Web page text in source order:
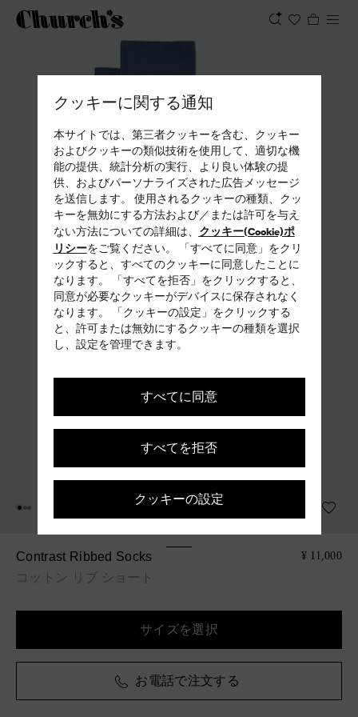
クッキーに関する通知
本サイトでは、第三者クッキーを含む、クッキー
およびクッキーの類似技術を使用して、適切な機
能の提供、統計分析の実行、より良い体験の提
供、およびパーソナライズされた広告メッセージ
を送信します。 使用されるクッキーの種類、クッ
キーを無効にする方法および／または許可を与え
ない方法についての詳細は、 クッキー(Cookie)ポ
リシーをご覧ください。 「すべてに同意」をクリ
ックすると、すべてのクッキーに同意したことに
なります。 「すべてを拒否」をクリックすると、
同意が必要なクッキーがデバイスに保存されなく
なります。 「クッキーの設定」をクリックする
と、許可または無効にするクッキーの種類を選択
し、設定を管理できます。
すべてに同意
すべてを拒否
クッキーの設定
Contrast Ribbed Socks
コットン リブ ショート
¥ 11,000
サイズを選択
お電話で注文する